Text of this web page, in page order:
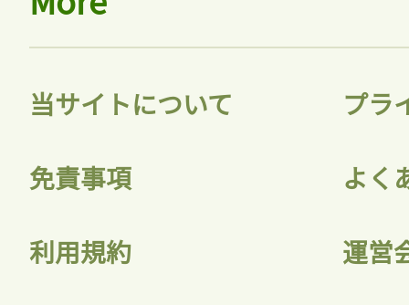
当サイトについて プラ
免責事項 よく
利用規約 運営